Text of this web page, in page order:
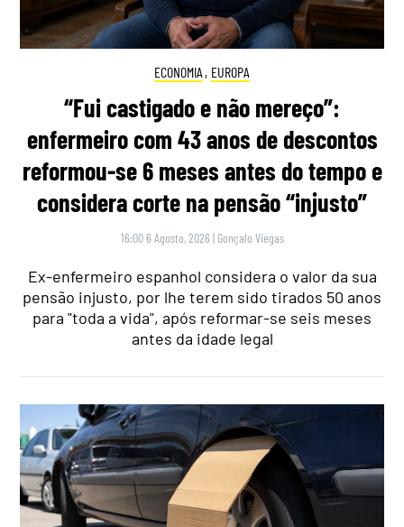
ECONOMIA , EUROPA
“Fui castigado e não mereço”:
enfermeiro com 43 anos de descontos
reformou-se 6 meses antes do tempo e
considera corte na pensão “injusto”
16:00 6 Agosto, 2026 | Gonçalo Viegas
Ex-enfermeiro espanhol considera o valor da sua
pensão injusto, por lhe terem sido tirados 50 anos
para "toda a vida", após reformar-se seis meses
antes da idade legal